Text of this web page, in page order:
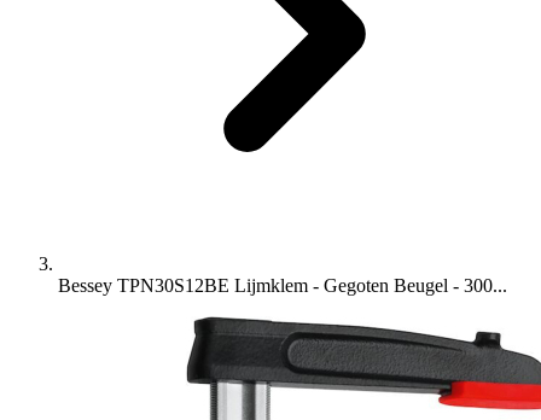
Bessey TPN30S12BE Lijmklem - Gegoten Beugel - 300...